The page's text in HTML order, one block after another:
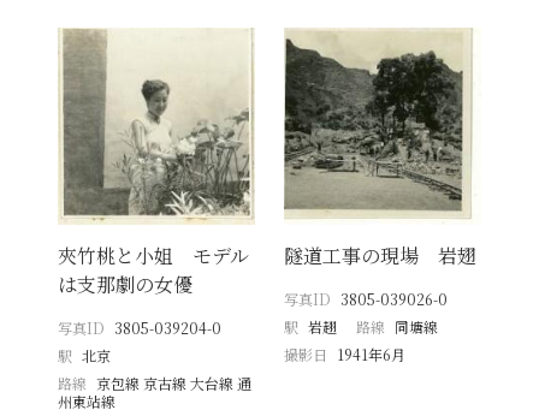
夾竹桃と小姐 モデル
は支那劇の女優
写真ID 3805-039204-0
駅 北京
路線 京包線 京古線 大台線 通
州東站線
隧道工事の現場 岩翅
写真ID 3805-039026-0
駅 岩趐 路線 同塘線
撮影日
1941年6月